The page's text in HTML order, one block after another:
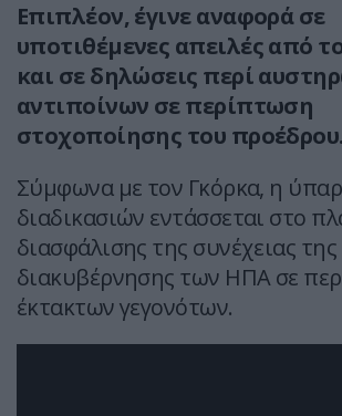
Επιπλέον, έγινε αναφορά σε
υποτιθέμενες απειλές από
και σε δηλώσεις περί
αντιποίνων σε περίπτωση
στοχοποίησης του προέδρου.
Σύμφωνα με τον Γκόρκα, η
διαδικασιών εντάσσεται στο
διασφάλισης της συνέχειας της
διακυβέρνησης των ΗΠΑ σε
έκτακτων γεγονότων.